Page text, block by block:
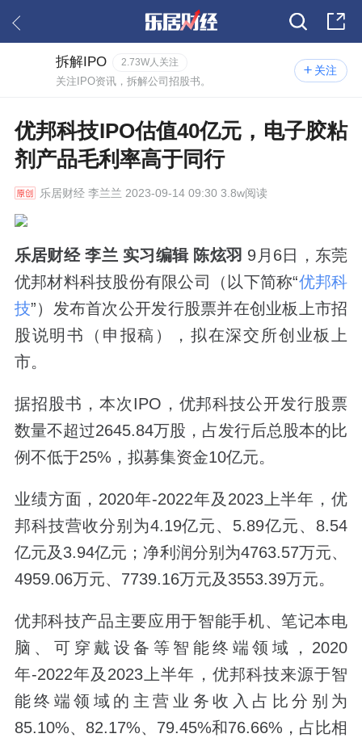
关注
拆解IPO 2.73W人关注
关注IPO资讯，拆解公司招股书。
优邦科技IPO估值40亿元，电子胶粘
剂产品毛利率高于同行
乐居财经李兰兰 2023-09-14 09:30 3.8w阅读
乐居财经 李兰 实习编辑 陈炫羽 9月6日，东莞
优邦材料科技股份有限公司（以下简称“优邦科
技”）发布首次公开发行股票并在创业板上市招
股说明书（申报稿），拟在深交所创业板上
市。
据招股书，本次IPO，优邦科技公开发行股票
数量不超过2645.84万股，占发行后总股本的比
例不低于25%，拟募集资金10亿元。
业绩方面，2020年-2022年及2023上半年，优
邦科技营收分别为4.19亿元、5.89亿元、8.54
亿元及3.94亿元；净利润分别为4763.57万元、
4959.06万元、7739.16万元及3553.39万元。
优邦科技产品主要应用于智能手机、笔记本电
脑、可穿戴设备等智能终端领域，2020
年-2022年及2023上半年，优邦科技来源于智
能终端领域的主营业务收入占比分别为
85.10%、82.17%、79.45%和76.66%，占比相